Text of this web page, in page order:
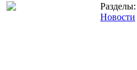
Разделы:
Новости